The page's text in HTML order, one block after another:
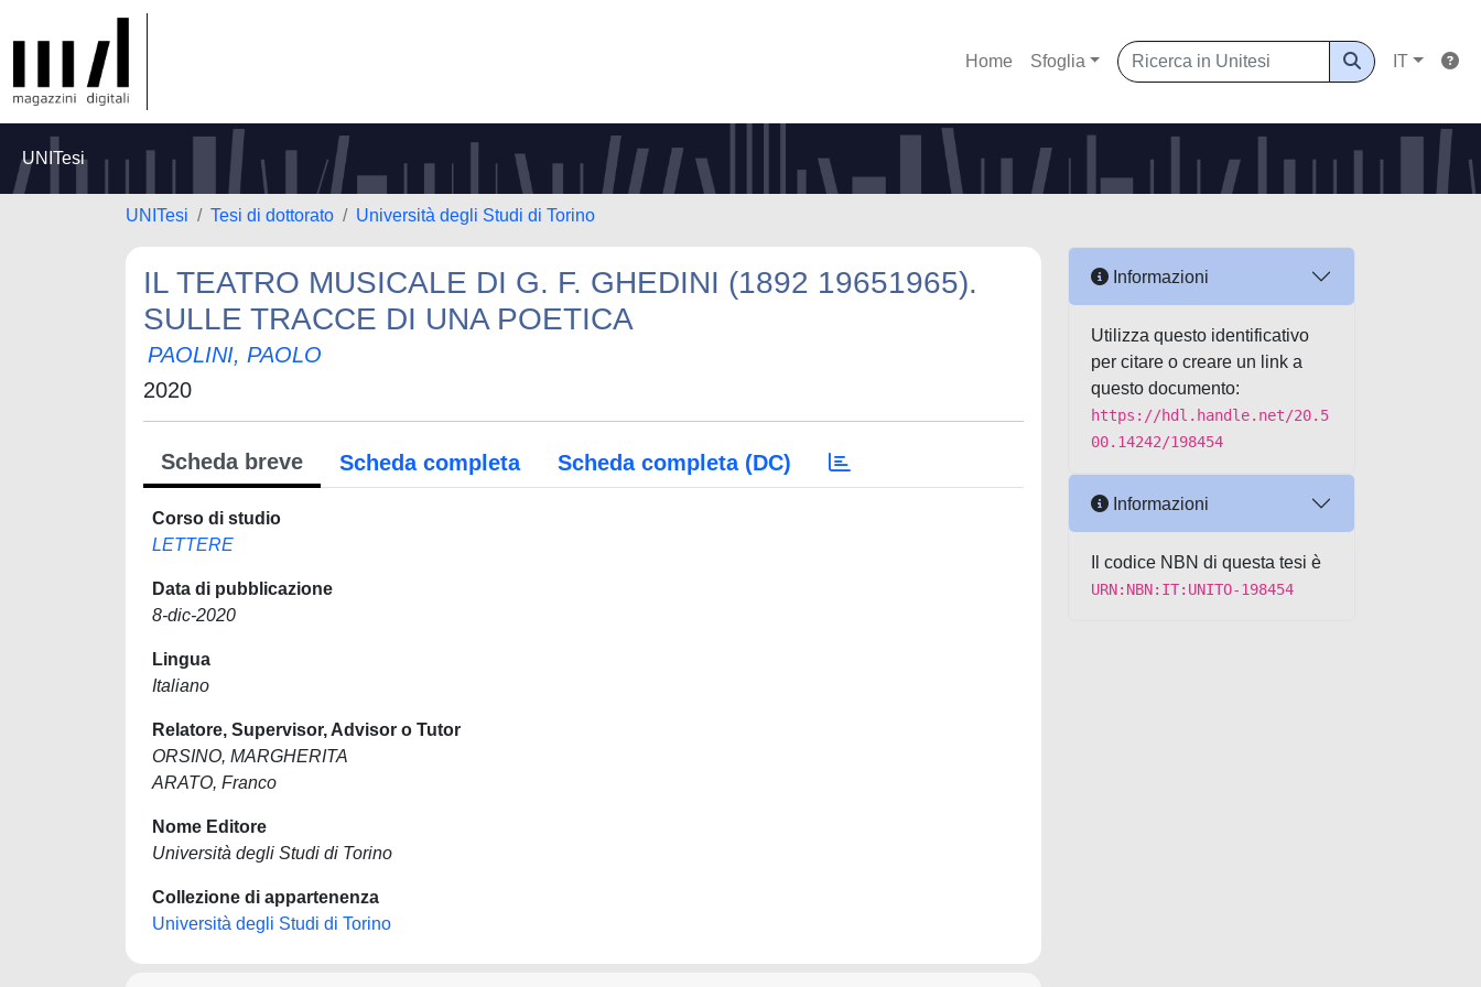
Home Sfoglia IT
UNITesi
UNITesi Tesi di dottorato Università degli Studi di Torino
IL TEATRO MUSICALE DI G. F. GHEDINI (1892 19651965).
SULLE TRACCE DI UNA POETICA
PAOLINI, PAOLO
2020
Scheda breve Scheda completa Scheda completa (DC)
Corso di studio
LETTERE
Data di pubblicazione
8-dic-2020
Lingua
Italiano
Relatore, Supervisor, Advisor o Tutor
ORSINO, MARGHERITA
ARATO, Franco
Nome Editore
Università degli Studi di Torino
Collezione di appartenenza
Università degli Studi di Torino
Informazioni
Utilizza questo identificativo
per citare o creare un link a
questo documento:
https://hdl.handle.net/20.5
00.14242/198454
Informazioni
Il codice NBN di questa tesi è
URN:NBN:IT:UNITO-198454